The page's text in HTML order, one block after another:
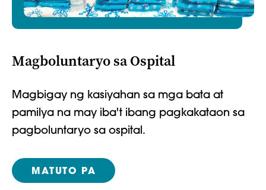
Magboluntaryo sa Ospital
Magbigay ng kasiyahan sa mga bata at
pamilya na may iba't ibang pagkakataon sa
pagboluntaryo sa ospital.
MATUTO PA